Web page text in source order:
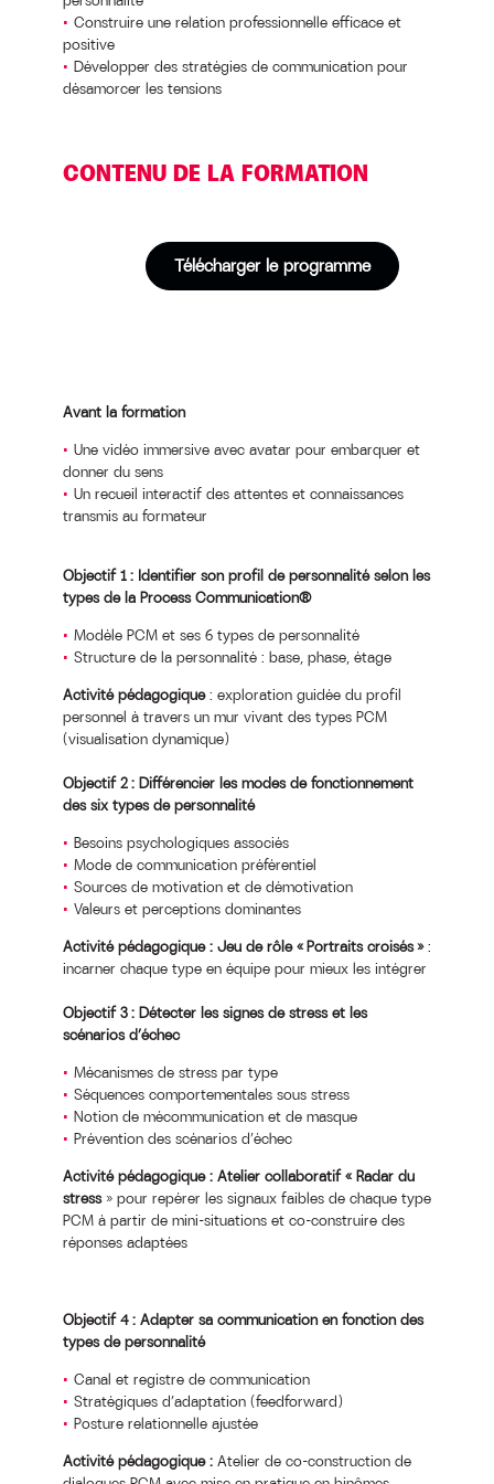
Construire une relation professionnelle efficace et
positive
Développer des stratégies de communication pour
désamorcer les tensions
CONTENU DE LA FORMATION
Télécharger le programme
Avant la formation
Une vidéo immersive avec avatar pour embarquer et
donner du sens
Un recueil interactif des attentes et connaissances
transmis au formateur
Objectif 1 : Identifier son profil de personnalité selon les
types de la Process Communication®
Modèle PCM et ses 6 types de personnalité
Structure de la personnalité : base, phase, étage
Activité pédagogique: exploration guidée du profil
personnel à travers un mur vivant des types PCM
(visualisation dynamique)
Objectif 2 : Différencier les modes de fonctionnement
des six types de personnalité
Besoins psychologiques associés
Mode de communication préférentiel
Sources de motivation et de démotivation
Valeurs et perceptions dominantes
Activité pédagogique : Jeu de rôle « Portraits croisés »:
incarner chaque type en équipe pour mieux les intégrer
Objectif 3 : Détecter les signes de stress et les
scénarios d’échec
Mécanismes de stress par type
Séquences comportementales sous stress
Notion de mécommunication et de masque
Prévention des scénarios d’échec
Activité pédagogique : Atelier collaboratif « Radar du
stress» pour repérer les signaux faibles de chaque type
PCM à partir de mini-situations et co-construire des
réponses adaptées
Objectif 4 : Adapter sa communication en fonction des
types de personnalité
Canal et registre de communication
Stratégiques d’adaptation (feedforward)
Posture relationnelle ajustée
Activité pédagogique : Atelier de co-construction de